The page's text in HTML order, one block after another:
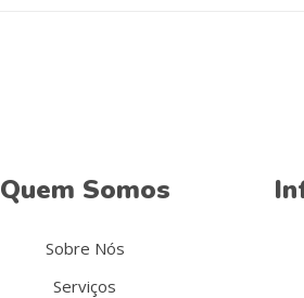
Quem Somos
Sobre Nós
Serviços